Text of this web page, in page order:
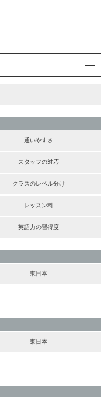
通いやすさ
スタッフの対応
クラスのレベル分け
レッスン料
英語力の習得度
東日本
東日本